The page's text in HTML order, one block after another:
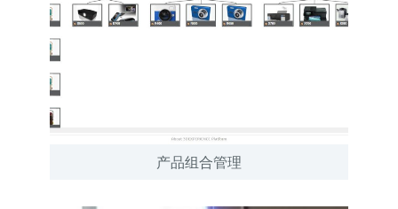
产品组合管理